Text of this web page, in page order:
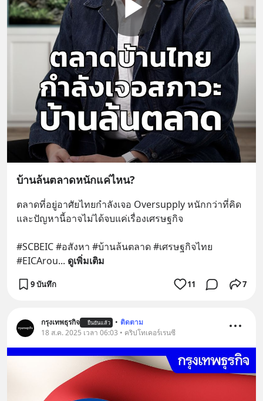
บ้านล้นตลาดหนักแค่ไหน?
ตลาดที่อยู่อาศัยไทยกำลังเจอ Oversupply หนักกว่าที่คิด
และปัญหานี้อาจไม่ได้จบแค่เรื่องเศรษฐกิจ
#SCBEIC #อสังหา #บ้านล้นตลาด #เศรษฐกิจไทย
#EICArou... ดูเพิ่มเติม
9 บันทึก 11 7
กรุงเทพธุรกิจ ยืนยันแล้ว • ติดตาม
18 ส.ค. 2025 เวลา 06:03 • คริปโทเคอร์เรนซี